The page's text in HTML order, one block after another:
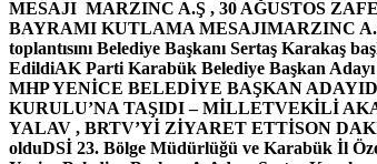
MESAJI MARZINC A.Ş , 30 AĞUSTOS
BAYRAMI KUTLAMA MESAJIMARZINC
toplantısını Belediye Başkanı Sertaş Karakaş
EdildiAK Parti Karabük Belediye Başkan
MHP YENİCE BELEDİYE BAŞKAN ADAYI
KURULU’NA TAŞIDI – MİLLETVEKİLİ
YALAV , BRTV’Yİ ZİYARET ETTİSON
olduDSİ 23. Bölge Müdürlüğü ve Karabük İl